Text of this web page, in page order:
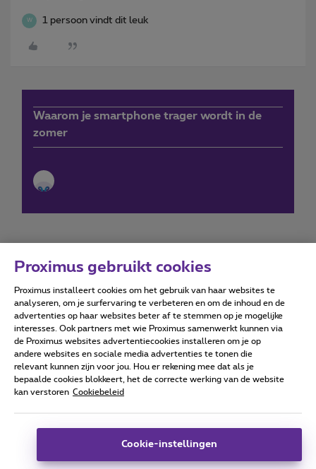
W 1 persoon vindt dit leuk
Waarom je smartphone trager wordt in de
zomer
Forumvoorwaarden Accessibility statement
Alle rechten voorbehouden. © Proximus
Algemene voorwaarden, consumenteninfo
Deze website is gecreëerd en wordt beheerd conform het
Proximus gebruikt cookies
Proximus installeert cookies om het gebruik van haar websites te
analyseren, om je surfervaring te verbeteren en om de inhoud en de
advertenties op haar websites beter af te stemmen op je mogelijke
interesses. Ook partners met wie Proximus samenwerkt kunnen via
de Proximus websites advertentiecookies installeren om je op
andere websites en sociale media advertenties te tonen die
relevant kunnen zijn voor jou. Hou er rekening mee dat als je
bepaalde cookies blokkeert, het de correcte werking van de website
kan verstoren Cookiebeleid
Cookie-instellingen